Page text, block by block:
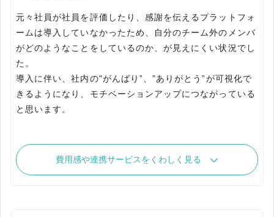
元々社員が社員を評価したり、感謝を伝えるプラットフォ
ームは導入していなかったため、自分のチーム外のメンバ
がどのようなことをしているのか、が見えにくい状況でし
た。
導入に伴い、社内の"がんばり”、”ありがとう”が可視化で
きるようになり、モチベーションアップにつながっている
と思います。
費用感や連携サービスをくわしく見る